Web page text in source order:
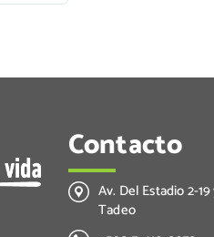
Contacto
Av. Del Estadio 2-
Tadeo